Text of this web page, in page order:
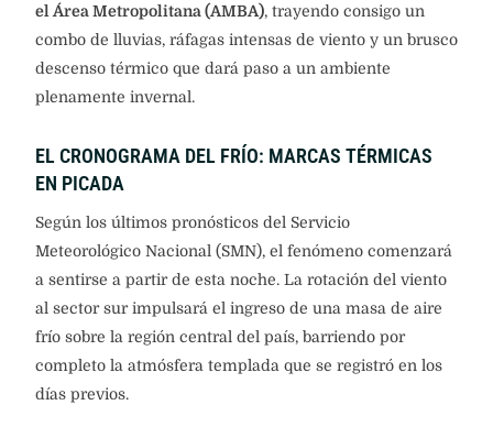
el Área Metropolitana (AMBA), trayendo consigo un
combo de lluvias, ráfagas intensas de viento y un brusco
descenso térmico que dará paso a un ambiente
plenamente invernal.
EL CRONOGRAMA DEL FRÍO: MARCAS TÉRMICAS
EN PICADA
Según los últimos pronósticos del Servicio
Meteorológico Nacional (SMN), el fenómeno comenzará
a sentirse a partir de esta noche. La rotación del viento
al sector sur impulsará el ingreso de una masa de aire
frío sobre la región central del país, barriendo por
completo la atmósfera templada que se registró en los
días previos.